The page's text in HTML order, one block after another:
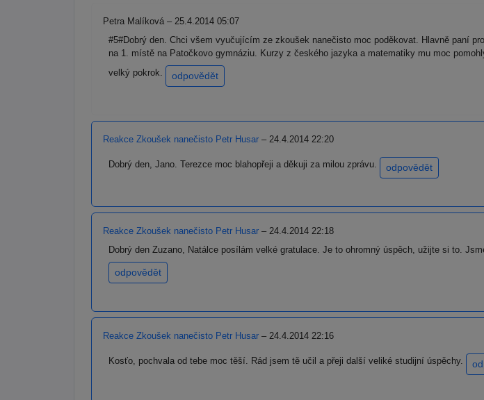
Petra Malíková – 25.4.2014 05:07
#5#Dobrý den. Chci všem vyučujícím ze zkoušek nanečisto moc poděkovat. Hlavně paní
na 1. místě na Patočkovo gymnáziu. Kurzy z českého jazyka a matematiky mu moc
velký pokrok.
odpovědět
Reakce Zkoušek nanečisto Petr Husar – 24.4.2014 22:20
Dobrý den, Jano. Terezce moc blahopřeji a děkuji za milou zprávu. odpovědět
Reakce Zkoušek nanečisto Petr Husar – 24.4.2014 22:18
Dobrý den Zuzano, Natálce posílám velké gratulace. Je to ohromný úspěch, užijte si to.
odpovědět
Reakce Zkoušek nanečisto Petr Husar – 24.4.2014 22:16
Kosťo, pochvala od tebe moc těší. Rád jsem tě učil a přeji další veliké studijní úspěchy.